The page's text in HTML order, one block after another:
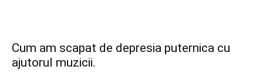
Cum am scapat de depresia puternica cu
ajutorul muzicii.